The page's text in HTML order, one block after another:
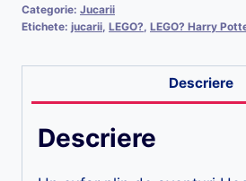
Categorie: Jucarii
Etichete: jucarii LEGO? LEGO? Harry
Descriere
Descriere